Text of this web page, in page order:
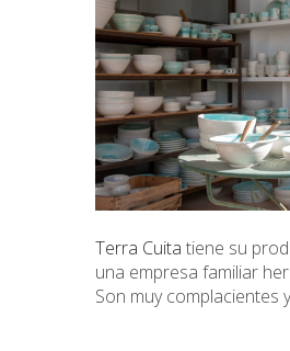
Terra Cuita tiene su
una empresa familiar
Son muy